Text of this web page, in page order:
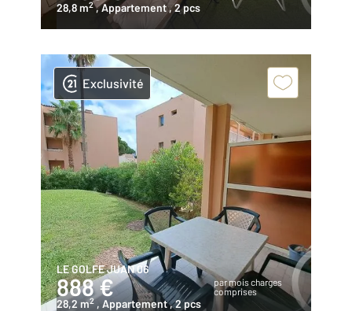
28,8 m2 , Appartement, 2 pcs
Exclusivité
LE GOLFE JUAN 06
888 €
par mois charges
comprises
28,2 m2 , Appartement, 2 pcs